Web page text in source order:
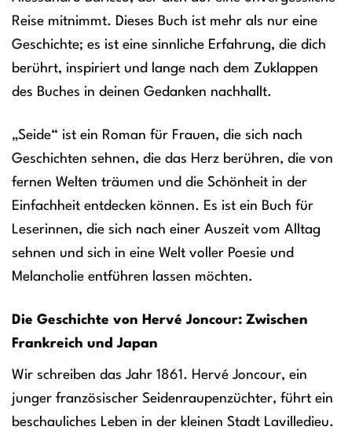
Reise mitnimmt. Dieses Buch ist mehr als nur eine
Geschichte; es ist eine sinnliche Erfahrung, die dich
berührt, inspiriert und lange nach dem Zuklappen
des Buches in deinen Gedanken nachhallt.
„Seide“ ist ein Roman für Frauen, die sich nach
Geschichten sehnen, die das Herz berühren, die von
fernen Welten träumen und die Schönheit in der
Einfachheit entdecken können. Es ist ein Buch für
Leserinnen, die sich nach einer Auszeit vom Alltag
sehnen und sich in eine Welt voller Poesie und
Melancholie entführen lassen möchten.
Die Geschichte von Hervé Joncour: Zwischen
Frankreich und Japan
Wir schreiben das Jahr 1861. Hervé Joncour, ein
junger französischer Seidenraupenzüchter, führt ein
beschauliches Leben in der kleinen Stadt Lavilledieu.